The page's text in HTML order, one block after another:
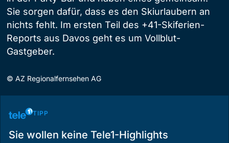
Sie sorgen dafür, dass es den Skiurlaubern an
nichts fehlt. Im ersten Teil des +41-Skiferien-
Reports aus Davos geht es um Vollblut-
Gastgeber.
© AZ Regionalfernsehen AG
TIPP
Sie wollen keine Tele1-Highlights